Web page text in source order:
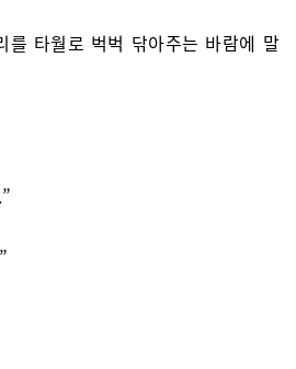
를 타월로 벅벅 닦아주는 바람에 말